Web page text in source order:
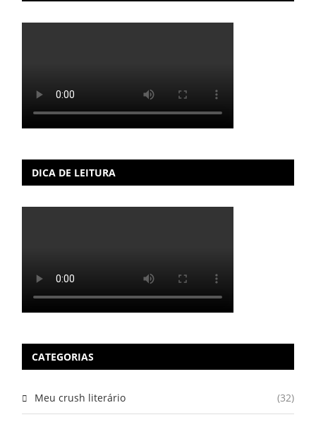
DICA DE LEITURA
CATEGORIAS
Meu crush literário (32)